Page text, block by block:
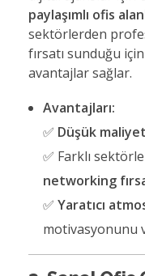
paylaşımlı ofis
sektörlerden
fırsatı sunduğu
avantajlar sağlar.
Avantajları:
✅ Düşük
✅ Farklı
networking
✅ Yaratıcı
motivasyonunu